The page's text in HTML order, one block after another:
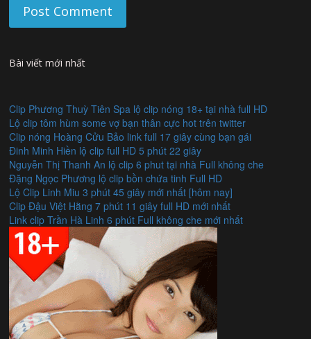
Bài viết mới nhất
Clip Phương Thuỳ Tiên Spa lộ clip nóng 18+ tại nhà full HD
Lộ clip tôm hùm some vợ bạn thân cực hot trên twitter
Clip nóng Hoàng Cửu Bảo link full 17 giây cùng bạn gái
Đinh Minh Hiền lộ clip full HD 5 phút 22 giây
Nguyễn Thị Thanh An lộ clip 6 phut tại nhà Full không che
Đặng Ngọc Phương lộ clip bồn chứa tinh Full HD
Lộ Clip Linh Miu 3 phút 45 giây mới nhất [hôm nay]
Clip Đậu Việt Hằng 7 phút 11 giây full HD mới nhất
Link clip Trần Hà Linh 6 phút Full không che mới nhất